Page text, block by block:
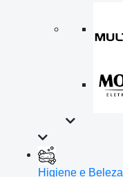
Higiene e Beleza